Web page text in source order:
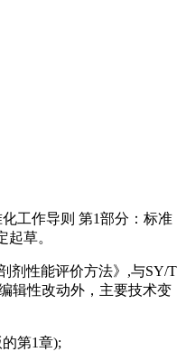
工作导则 第1部分：标准
草。
剂性能评价方法》,与SY/T
辑性改动外，主要技术变
第1章);